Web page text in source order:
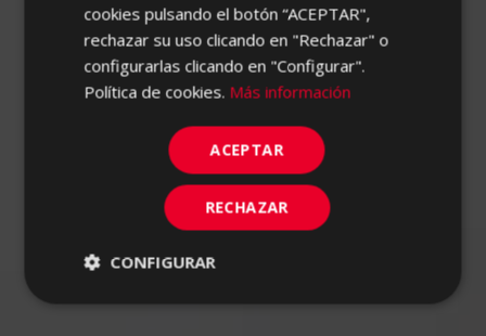
cookies pulsando el botón “ACEPTAR",
rechazar su uso clicando en "Rechazar" o
configurarlas clicando en "Configurar".
Política de cookies. Más información
ACEPTAR
RECHAZAR
CONFIGURAR